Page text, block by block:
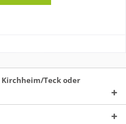
Teck oder